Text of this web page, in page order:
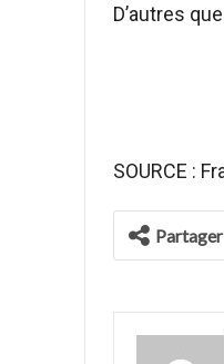
D’autres
SOURCE :
Partager